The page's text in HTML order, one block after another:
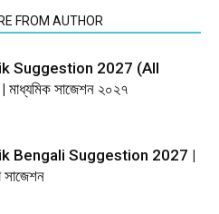
FROM AUTHOR
Suggestion 2027 (All
সাজেশন ২০২৭
Bengali Suggestion 2027 |
সাজেশন